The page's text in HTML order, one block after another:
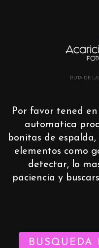
RUTA DE
Por favor tened
automatica
bonitas de
elementos como
detectar, lo
paciencia y
BUSQUEDA